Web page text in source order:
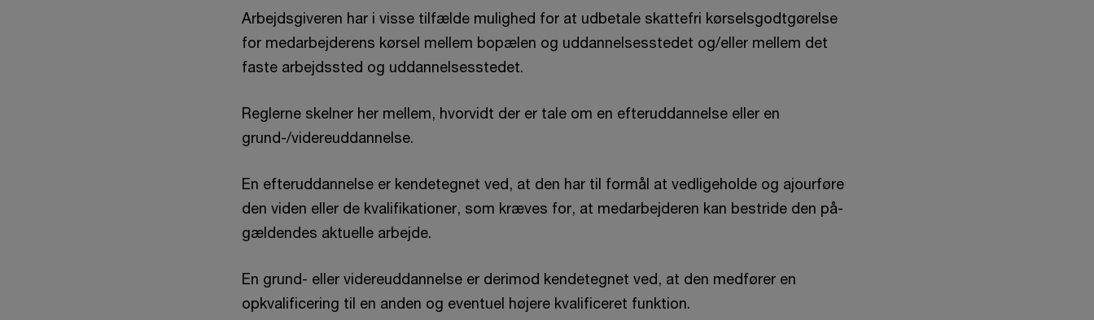
Arbejdsgiveren har i visse tilfælde mulighed for at udbetale skattefri kørselsgodtgørelse
for medarbejderens kørsel mellem bopælen og uddannelsesstedet og/eller mellem det
faste arbejdssted og uddannelsesstedet.
Reglerne skelner her mellem, hvorvidt der er tale om en efteruddannelse eller en
grund-/videreuddannelse.
En efteruddannelse er kendetegnet ved, at den har til formål at vedligeholde og ajourføre
den viden eller de kvalifikationer, som kræves for, at medarbejderen kan bestride den på­
gældendes aktuelle arbejde.
En grund- eller videreuddannelse er derimod kendetegnet ved, at den medfører en
opkvalificering til en anden og eventuel højere kvalificeret funktion.